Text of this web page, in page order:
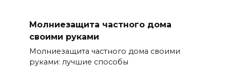
Молниезащита частного дома
своими руками
Молниезащита частного дома своими
руками: лучшие способы